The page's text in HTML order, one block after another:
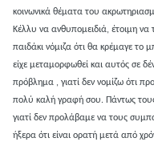
κοινωνικά θέματα του
Κέλλυ να ανθυπομειδιά, έτοιμη
παιδάκι νόμιζα ότι θα κρέμαγε
είχε μεταμορφωθεί και αυτός σε
πρόβλημα , γιατί δεν νομίζω ότι
πολύ καλή γραφή σου. Πάντως
γιατί δεν προλάβαμε να τους
ήξερα ότι είναι ορατή μετά από